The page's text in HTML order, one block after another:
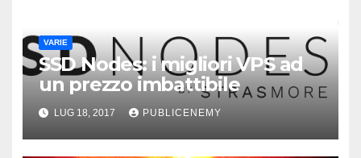
VARIE
SSD Nodes: i migliori VPS ad
un prezzo imbattibile
LUG 18, 2017 PUBLICENEMY